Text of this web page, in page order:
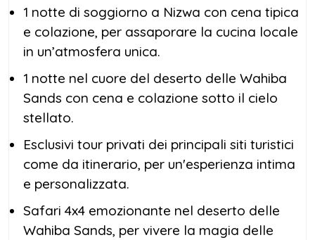
1 notte di soggiorno a Nizwa con cena tipica
e colazione, per assaporare la cucina locale
in un’atmosfera unica.
1 notte nel cuore del deserto delle Wahiba
Sands con cena e colazione sotto il cielo
stellato.
Esclusivi tour privati dei principali siti turistici
come da itinerario, per un'esperienza intima
e personalizzata.
Safari 4x4 emozionante nel deserto delle
Wahiba Sands, per vivere la magia delle